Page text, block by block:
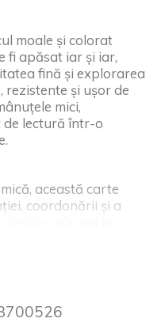
moale și colorat
fi apăsat iar și iar,
fină și explorarea
și ușor de
mici,
lectură într-o
această carte
coordonării și a